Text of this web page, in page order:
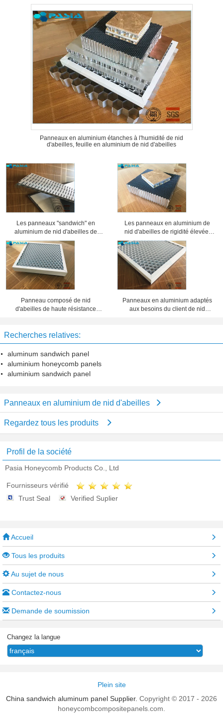
Panneaux en aluminium étanches à l'humidité de nid
d'abeilles, feuille en aluminium de nid d'abeilles
Les panneaux "sandwich" en
aluminium de nid d'abeilles de
preuve saine ont usiné la
préparation de surface
Les panneaux en aluminium de
nid d'abeilles de rigidité élevée,
âme en nid d'abeilles lambrisse 25
millimètres d'épaisseur
Panneau composé de nid
d'abeilles de haute résistance
Panneaux en aluminium adaptés
aux besoins du client de nid
Recherches relatives:
aluminum sandwich panel
aluminium honeycomb panels
aluminium sandwich panel
Panneaux en aluminium de nid d'abeilles
Regardez tous les produits
Profil de la société
Pasia Honeycomb Products Co., Ltd
Fournisseurs vérifié
Trust Seal
Verified Suplier
Accueil
Tous les produits
Au sujet de nous
Contactez-nous
Demande de soumission
Changez la langue
Plein site
China sandwich aluminum panel Supplier. Copyright © 2017 - 2026
honeycombcompositepanels.com.